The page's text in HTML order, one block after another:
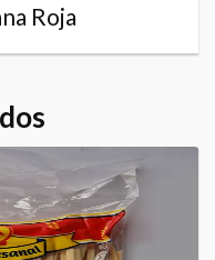
Roja